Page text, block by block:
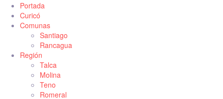
Portada
Curicó
Comunas
Santiago
Rancagua
Región
Talca
Molina
Teno
Romeral